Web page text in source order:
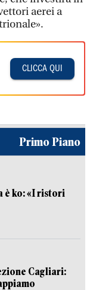
aerei a
CLICCA QUI
Primo Piano
è ko: «I ristori
Cagliari: